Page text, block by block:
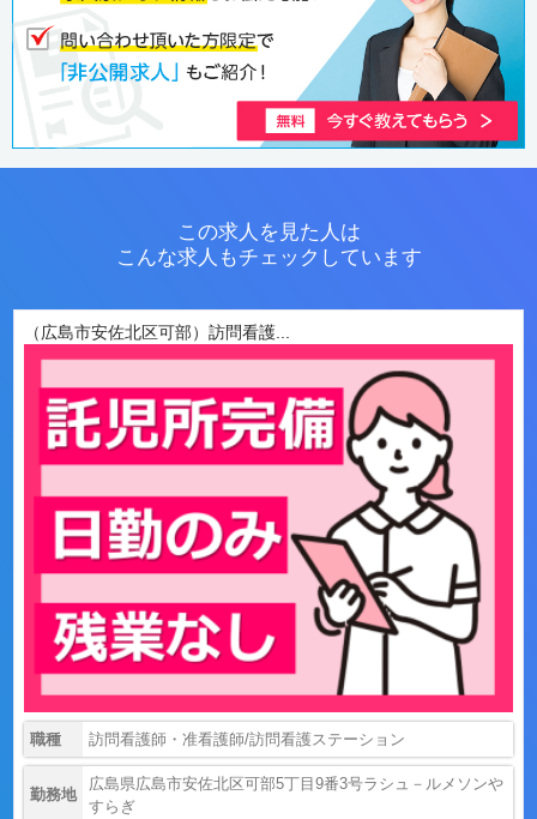
この求人を見た人は
こんな求人もチェックしています
（広島市安佐北区可部）訪問看護...
職種 訪問看護師・准看護師/訪問看護ステーション
勤務地
広島県広島市安佐北区可部5丁目9番3号ラシュ－ルメソンや
すらぎ